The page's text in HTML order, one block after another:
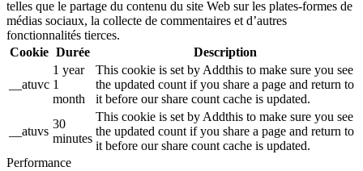
telles que le partage du contenu du site Web sur les plates-formes de
médias sociaux, la collecte de commentaires et d’autres
fonctionnalités tierces.
Cookie Durée Description
__atuvc
1 year
1
month
This cookie is set by Addthis to make sure you see
the updated count if you share a page and return to
it before our share count cache is updated.
__atuvs
30
minutes
This cookie is set by Addthis to make sure you see
the updated count if you share a page and return to
it before our share count cache is updated.
Performance